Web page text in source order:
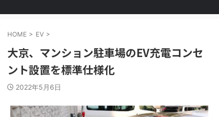
HOME > EV >
大京、マンション駐車場のEV充電コンセ
ント設置を標準仕様化
2022年5月6日